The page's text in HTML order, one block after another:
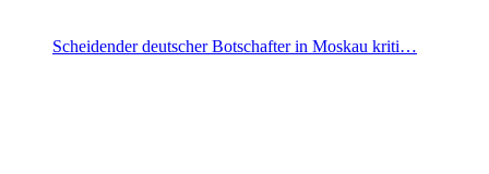
Scheidender deutscher Botschafter in Moskau kriti…